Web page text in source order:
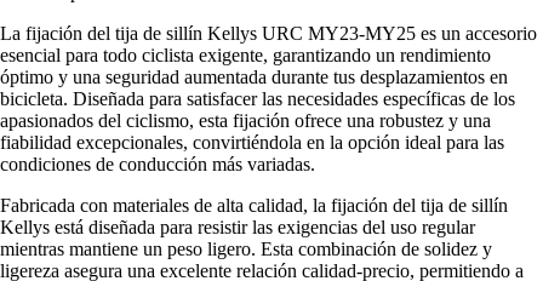
La fijación del tija de sillín Kellys URC MY23-MY25 es un accesorio
esencial para todo ciclista exigente, garantizando un rendimiento
óptimo y una seguridad aumentada durante tus desplazamientos en
bicicleta. Diseñada para satisfacer las necesidades específicas de los
apasionados del ciclismo, esta fijación ofrece una robustez y una
fiabilidad excepcionales, convirtiéndola en la opción ideal para las
condiciones de conducción más variadas.
Fabricada con materiales de alta calidad, la fijación del tija de sillín
Kellys está diseñada para resistir las exigencias del uso regular
mientras mantiene un peso ligero. Esta combinación de solidez y
ligereza asegura una excelente relación calidad-precio, permitiendo a